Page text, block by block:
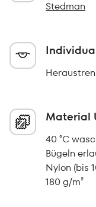
Stedman
Material
40 °C
Bügeln
Nylon (bis
180 g/m²